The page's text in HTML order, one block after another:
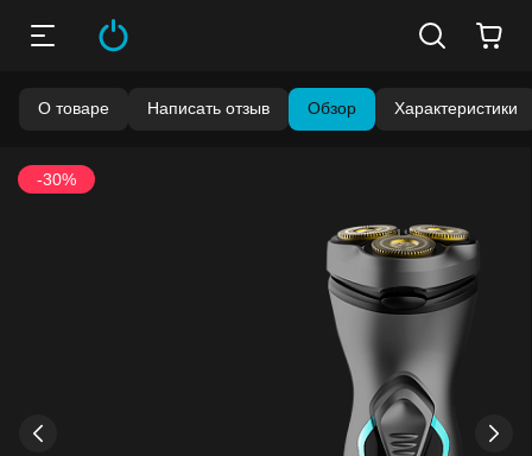
О товаре Написать отзыв Обзор Характеристики
‹ ›
-30%